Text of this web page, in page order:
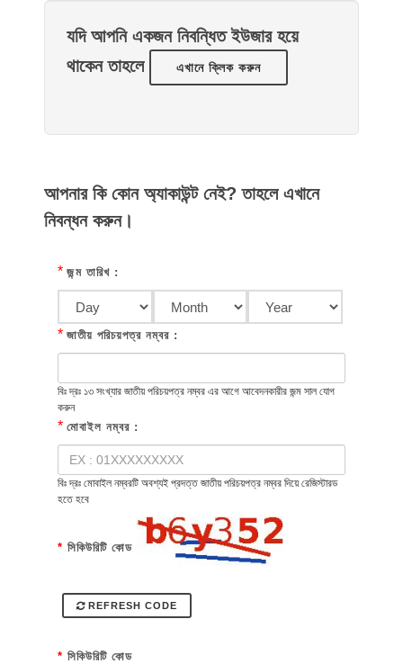
যদি আপনি একজন নিবন্ধিত ইউজার হয়ে
থাকেন তাহলে
এখানে ক্লিক করুন
আপনার কি কোন অ্যাকাউন্ট নেই? তাহলে এখানে
নিবন্ধন করুন।
* জন্ম তারিখ :
* জাতীয় পরিচয়পত্র নম্বর :
বিঃ দ্রঃ ১৩ সংখ্যার জাতীয় পরিচয়পত্র নম্বর এর আগে আবেদনকারীর জন্ম সাল যোগ
করুন
* মোবাইল নম্বর :
বিঃ দ্রঃ মোবাইল নম্বরটি অবশ্যই প্রদত্ত জাতীয় পরিচয়পত্র নম্বর দিয়ে রেজিস্টারড
হতে হবে
* সিকিউরিটি কোড
REFRESH CODE
* সিকিউরিটি কোড